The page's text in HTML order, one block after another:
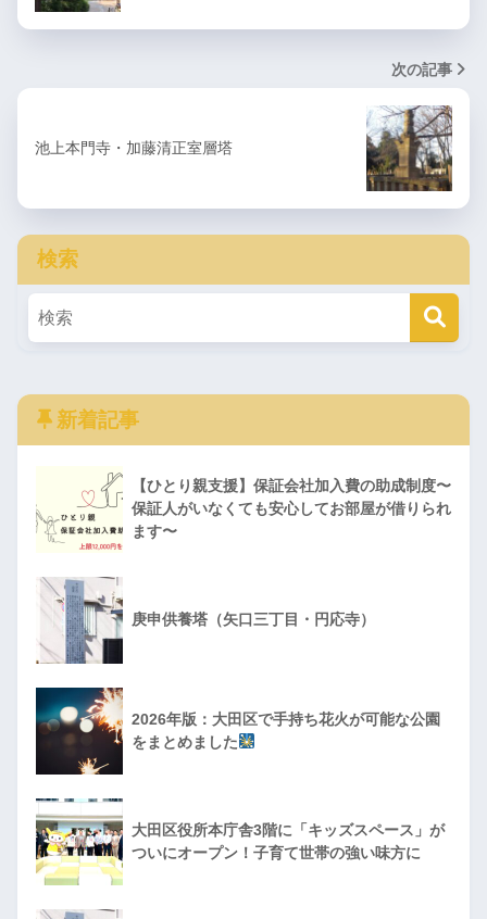
次の記事
池上本門寺・加藤清正室層塔
検索
新着記事
【ひとり親支援】保証会社加入費の助成制度〜
保証人がいなくても安心してお部屋が借りられ
ます〜
庚申供養塔（矢口三丁目・円応寺）
2026年版：大田区で手持ち花火が可能な公園
をまとめました
大田区役所本庁舎3階に「キッズスペース」が
ついにオープン！子育て世帯の強い味方に